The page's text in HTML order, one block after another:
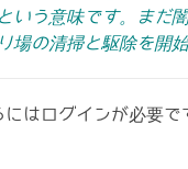
いう意味です。
まだ
場の清掃と駆除を開
はログインが必要で